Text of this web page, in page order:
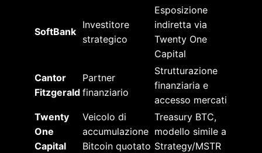
SoftBank
Investitore
strategico
Esposizione
indiretta via
Twenty One
Capital
Cantor
Fitzgerald
Partner
finanziario
Strutturazione
finanziaria e
accesso mercati
Twenty
One
Capital
Veicolo di
accumulazione
Bitcoin quotato
Treasury BTC,
modello simile a
Strategy/MSTR